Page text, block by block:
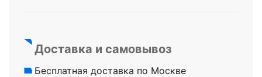
Доставка и самовывоз
Бесплатная доставка по Москве